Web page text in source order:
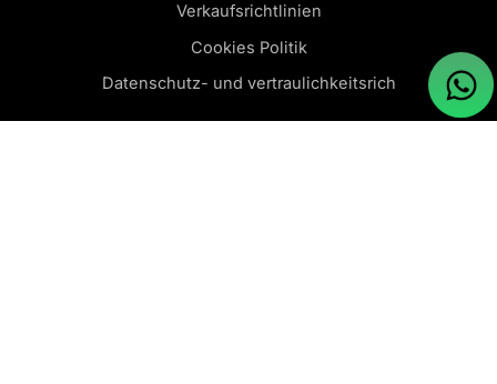
Verkaufsrichtlinien
Cookies Politik
Datenschutz- und vertraulichkeitsrich